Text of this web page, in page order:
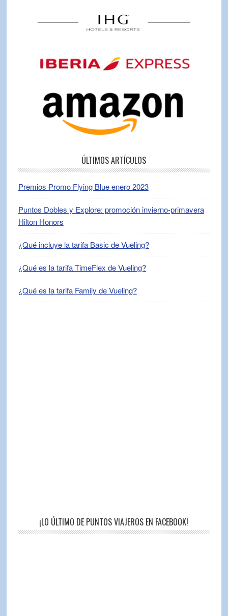
ÚLTIMOS ARTÍCULOS
Premios Promo Flying Blue enero 2023
Puntos Dobles y Explore: promoción invierno-primavera
Hilton Honors
¿Qué incluye la tarifa Basic de Vueling?
¿Qué es la tarifa TimeFlex de Vueling?
¿Qué es la tarifa Family de Vueling?
¡LO ÚLTIMO DE PUNTOS VIAJEROS EN FACEBOOK!